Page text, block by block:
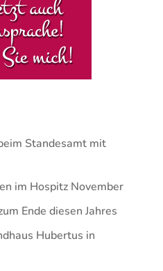
Standesamt mit
im Hospitz November
Ende diesen Jahres
Hubertus in